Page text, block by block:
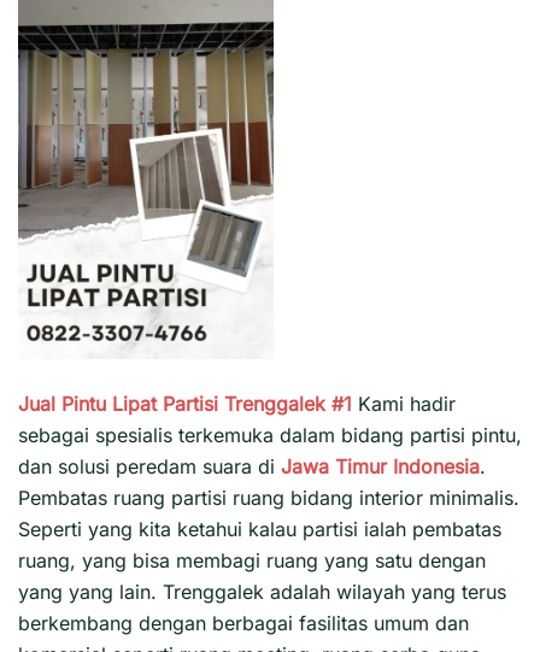
Jual Pintu Lipat Partisi Trenggalek #1 Kami hadir
sebagai spesialis terkemuka dalam bidang partisi pintu,
dan solusi peredam suara di Jawa Timur Indonesia.
Pembatas ruang partisi ruang bidang interior minimalis.
Seperti yang kita ketahui kalau partisi ialah pembatas
ruang, yang bisa membagi ruang yang satu dengan
yang yang lain. Trenggalek adalah wilayah yang terus
berkembang dengan berbagai fasilitas umum dan